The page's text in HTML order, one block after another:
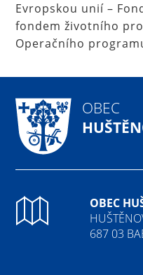
Evropskou unií –
fondem životního
Operačního
OBEC
OBEC
687 03